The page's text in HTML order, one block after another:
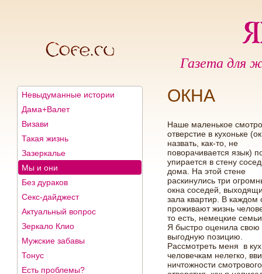
Газета для
Невыдуманные истории
Дама+Валет
Визави
Такая жизнь
Зазеркалье
Мы и они
Без дураков
Секс-дайджест
Актуальный вопрос
Зеркало Клио
Мужские забавы
Тонус
Есть проблемы?
ОКНА
Наше маленькое
отверстие в кухоньке
назвать, как-то, не
поворачивается язык)
упирается в стену
дома. На этой стене
раскинулись три
окна соседей,
зала квартир. В каждом
проживают жизнь
то есть, немецкие
Я быстро оценила свою
выгодную позицию.
Рассмотреть меня в
человечкам нелегко,
ничтожности смотрового